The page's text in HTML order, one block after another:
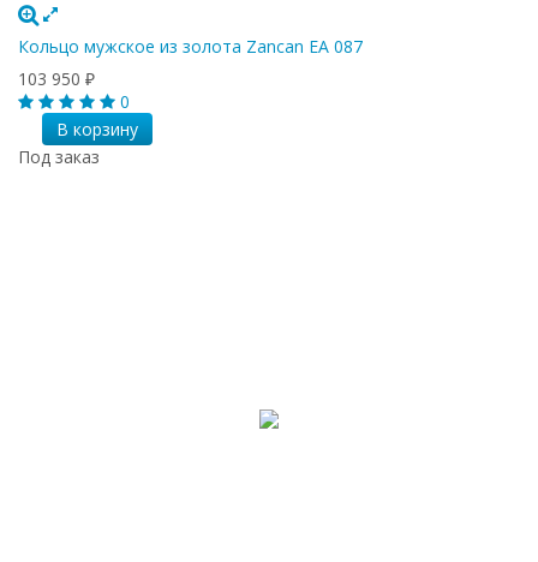
Кольцо мужское из золота Zancan EA 087
103 950 ₽
0
В корзину
Под заказ